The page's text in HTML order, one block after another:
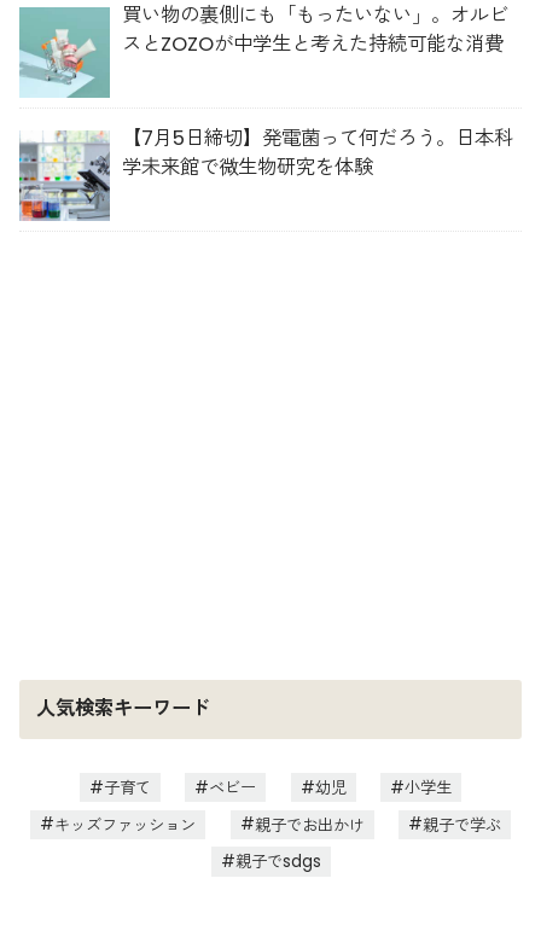
買い物の裏側にも「もったいない」。オルビ
スとZOZOが中学生と考えた持続可能な消費
【7月5日締切】発電菌って何だろう。日本科
学未来館で微生物研究を体験
人気検索キーワード
子育て ベビー 幼児
小学生
キッズファッション
親子でお出かけ
親子で学ぶ
親子でsdgs